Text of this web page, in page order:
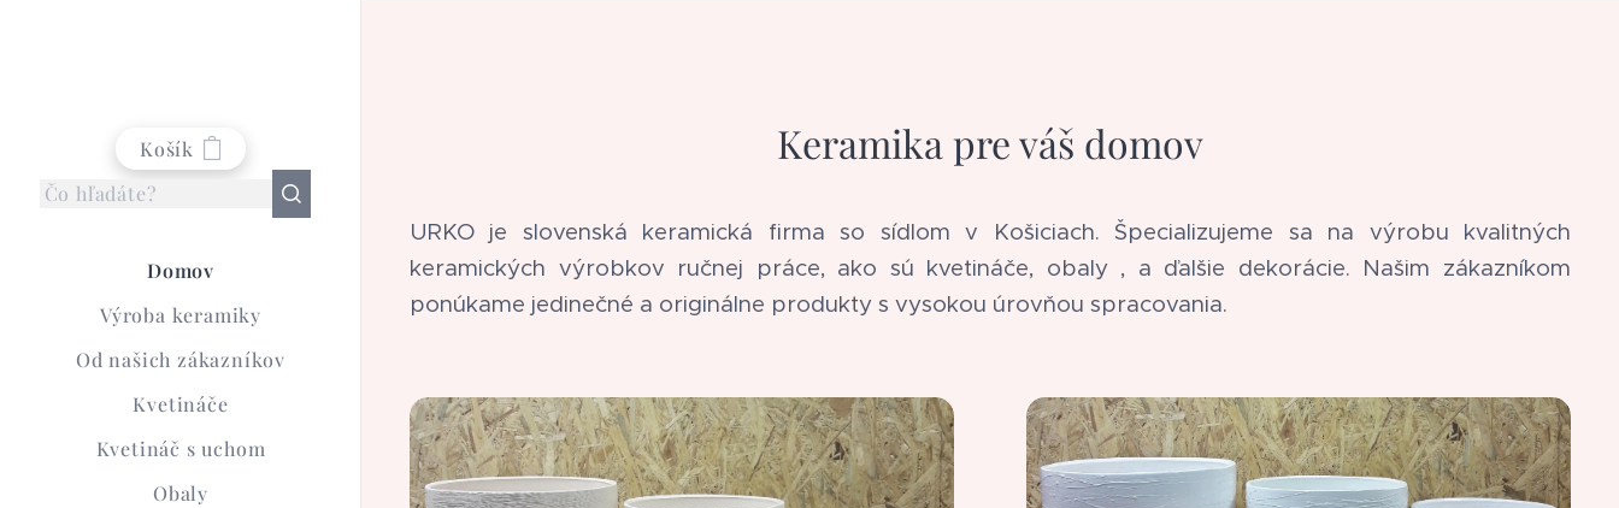
Košík
Domov
Výroba keramiky
Od našich zákazníkov
Kvetináče
Kvetináč s uchom
Obaly
Keramika pre váš domov
URKO je slovenská keramická firma so sídlom v Košiciach. Špecializujeme sa na výrobu kvalitných
keramických výrobkov ručnej práce, ako sú kvetináče, obaly , a ďalšie dekorácie. Našim zákazníkom
ponúkame jedinečné a originálne produkty s vysokou úrovňou spracovania.